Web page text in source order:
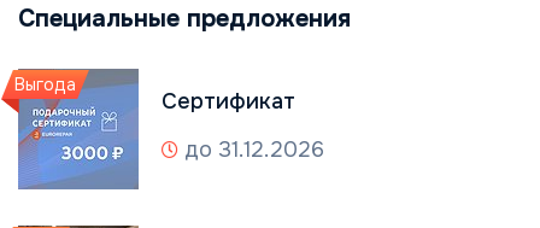
Специальные предложения
Выгода
Сертификат
до 31.12.2026